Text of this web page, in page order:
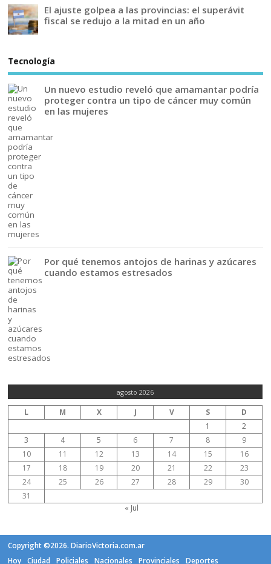
El ajuste golpea a las provincias: el superávit
fiscal se redujo a la mitad en un año
Tecnología
Un nuevo estudio reveló que amamantar podría
proteger contra un tipo de cáncer muy común
en las mujeres
Por qué tenemos antojos de harinas y azúcares
cuando estamos estresados
agosto 2026
L M X J V S
D
1
2
3
4 5 6 7 8
9
10
11 12 13 14 15
16
17
18 19 20 21 22
23
24
25 26 27 28 29
30
31
« Jul
Copyright ©2026. DiarioVictoria.com.ar
Hoy
Ciudad Policiales Nacionales Provinciales Deportes